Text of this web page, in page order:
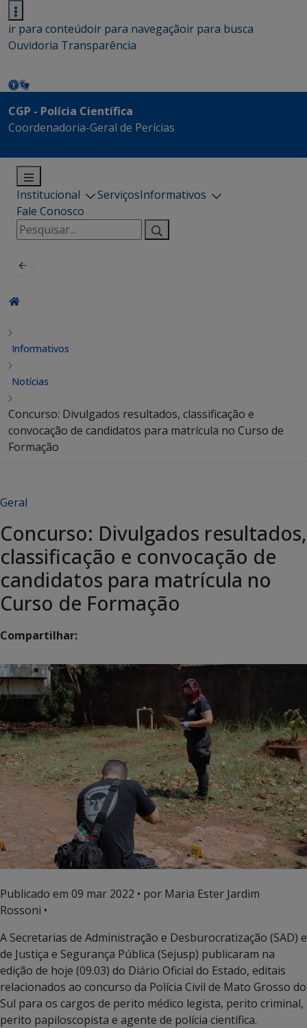
ir para conteúdoir para navegaçãoir para busca
Ouvidoria Transparência
CGP - Polícia Científica
Coordenadoria-Geral de Perícias
Institucional ServiçosInformativos
Fale Conosco
Pesquisar
por:
Informativos
Notícias
Concurso: Divulgados resultados, classificação e
convocação de candidatos para matrícula no Curso de
Formação
Geral
Concurso: Divulgados resultados,
classificação e convocação de
candidatos para matrícula no
Curso de Formação
Compartilhar:
Publicado em 09 mar 2022 • por Maria Ester Jardim
Rossoni •
A Secretarias de Administração e Desburocratização (SAD) e
de Justiça e Segurança Pública (Sejusp) publicaram na
edição de hoje (09.03) do Diário Oficial do Estado, editais
relacionados ao concurso da Polícia Civil de Mato Grosso do
Sul para os cargos de perito médico legista, perito criminal,
perito papiloscopista e agente de polícia científica.